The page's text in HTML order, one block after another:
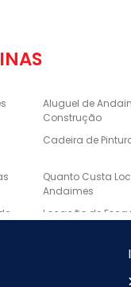
Aluguel de
Construção
Cadeira de
Quanto Custa
Andaimes
Locação de
Borda de Piscina